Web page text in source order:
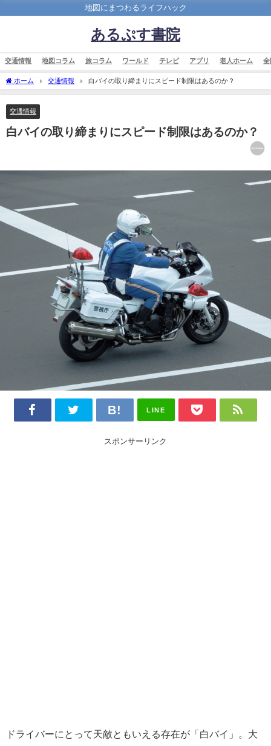
地図にまつわるライフハック
あるぷす書院
交通情報 地図コラム 旅コラム ワールド テレビ アプリ 老人ホーム 全
ホーム 交通情報 白バイの取り締まりにスピード制限はあるのか？
交通情報
白バイの取り締まりにスピード制限はあるのか？
LINE
スポンサーリンク
ドライバーにとって天敵ともいえる存在が「白バイ」。大